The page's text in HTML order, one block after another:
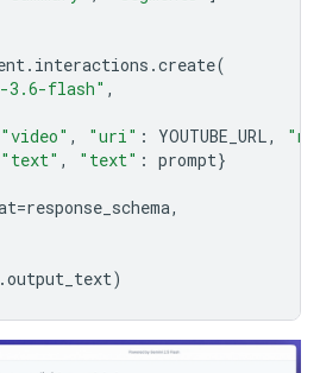
. interactions .create(
3.6-flash" ,
"video" , "uri" : YOUTUBE_URL,
"text" , "text" : prompt}
=response_schema,
.output_text)